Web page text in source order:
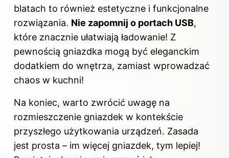
blatach to również estetyczne i funkcjonalne
rozwiązania. Nie zapomnij o portach USB,
które znacznie ułatwiają ładowanie! Z
pewnością gniazdka mogą być eleganckim
dodatkiem do wnętrza, zamiast wprowadzać
chaos w kuchni!
Na koniec, warto zwrócić uwagę na
rozmieszczenie gniazdek w kontekście
przyszłego użytkowania urządzeń. Zasada
jest prosta – im więcej gniazdek, tym lepiej!